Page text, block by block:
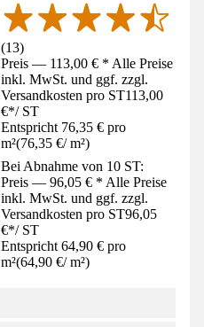
(13)
Preis — 113,00 € * Alle Preise
inkl. MwSt. und ggf. zzgl.
Versandkosten pro ST113,00
€*/ ST
Entspricht 76,35 € pro
m²(76,35 €/ m²)
Bei Abnahme von 10 ST:
Preis — 96,05 € * Alle Preise
inkl. MwSt. und ggf. zzgl.
Versandkosten pro ST96,05
€*/ ST
Entspricht 64,90 € pro
m²(64,90 €/ m²)